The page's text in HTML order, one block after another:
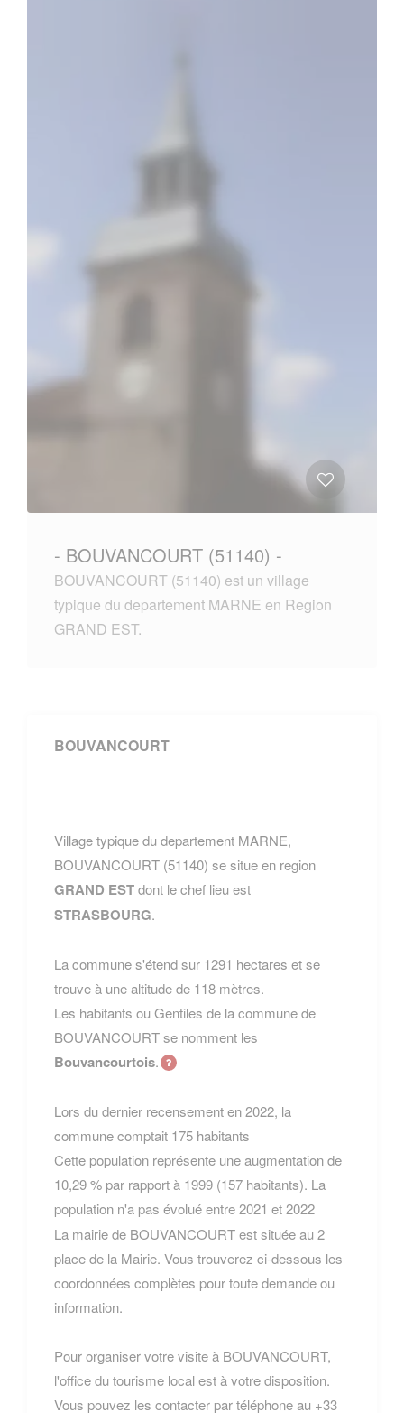
- BOUVANCOURT (51140) -
BOUVANCOURT (51140) est un village
typique du departement MARNE en Region
GRAND EST.
BOUVANCOURT
Village typique du departement MARNE,
BOUVANCOURT (51140) se situe en region
GRAND ESTdont le chef lieu est
STRASBOURG.
La commune s'étend sur 1291 hectares et se
trouve à une altitude de 118 mètres.
Les habitants ou Gentiles de la commune de
BOUVANCOURT se nomment les
Bouvancourtois.
Lors du dernier recensement en 2022, la
commune comptait 175 habitants
Cette population représente une augmentation de
10,29 % par rapport à 1999 (157 habitants). La
population n'a pas évolué entre 2021 et 2022
La mairie de BOUVANCOURT est située au 2
place de la Mairie. Vous trouverez ci-dessous les
coordonnées complètes pour toute demande ou
information.
Pour organiser votre visite à BOUVANCOURT,
l'office du tourisme local est à votre disposition.
Vous pouvez les contacter par téléphone au +33